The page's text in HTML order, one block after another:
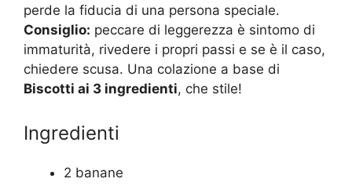
perde la fiducia di una persona speciale.
Consiglio: peccare di leggerezza è sintomo di
immaturità, rivedere i propri passi e se è il caso,
chiedere scusa. Una colazione a base di
Biscotti ai 3 ingredienti, che stile!
Ingredienti
2 banane